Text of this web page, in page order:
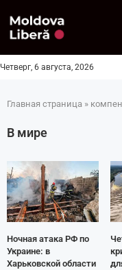
Четверг, 6 августа, 2026
Главная страница »
В мире
Ночная атака РФ по
Украине: в
Харьковской области